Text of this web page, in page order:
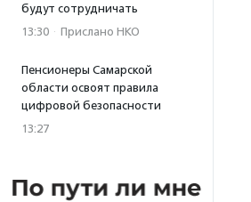
будут сотрудничать
13:30 · Прислано НКО
Пенсионеры Самарской
области освоят правила
цифровой безопасности
13:27